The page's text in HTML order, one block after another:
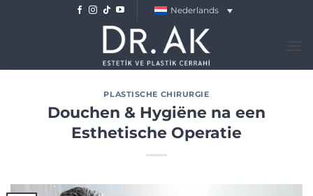
Nederlands
PLASTISCHE CHIRURGIE
Douchen & Hygiëne na een
Esthetische Operatie